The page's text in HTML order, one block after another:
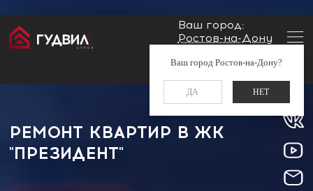
Ваш город:
Ростов-на-Дону
Ваш город Ростов-на-Дону?
ДА НЕТ
Заказать звонок
Главная Застройщики
РЕМОНТ КВАРТИР В ЖК
"ПРЕЗИДЕНТ"